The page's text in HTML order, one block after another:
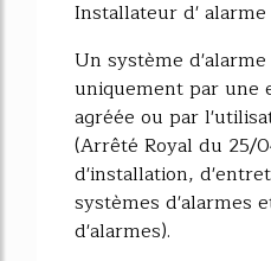
Installateur d' alarme
Un système
uniquement par une
agréée ou par
(Arrêté Royal du 25/
d'installation,
systèmes d'alarmes
d'alarmes).